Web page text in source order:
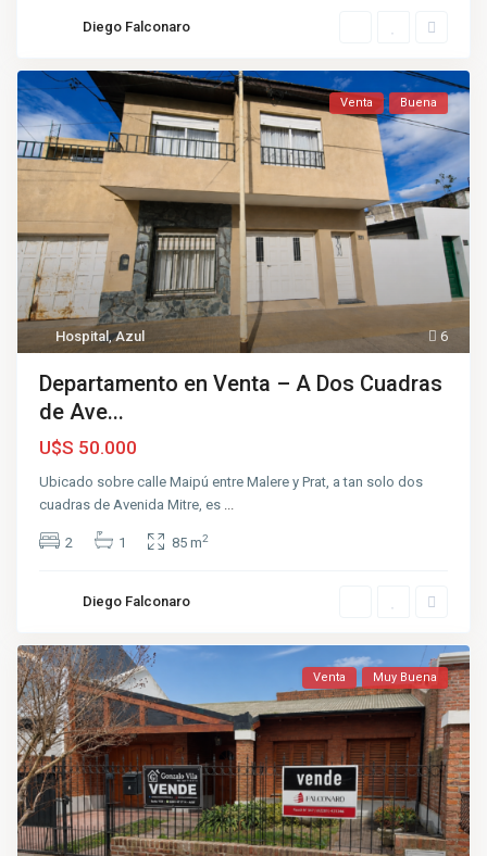
Diego Falconaro
6
Hospital,Azul
Venta Buena
Departamento en Venta – A Dos Cuadras
de Ave...
U$S 50.000
Ubicado sobre calle Maipú entre Malere y Prat, a tan solo dos
cuadras de Avenida Mitre, es ...
2 1 85 m2
Diego Falconaro
Venta Muy Buena